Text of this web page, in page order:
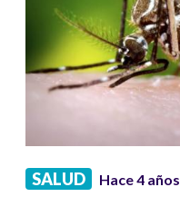
SALUD Hace 4 años